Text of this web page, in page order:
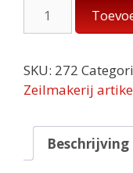
-
Messing
14
aantal
SKU: 272
Zeilmakerij
Beschrijving